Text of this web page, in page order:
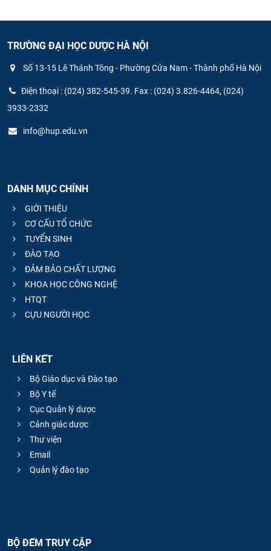
TRƯỜNG ĐẠI HỌC DƯỢC HÀ NỘI
Số 13-15 Lê Thánh Tông - Phường Cửa Nam - Thành phố Hà Nội
Điện thoại : (024) 382-545-39. Fax : (024) 3.826-4464, (024)
3933-2332
info@hup.edu.vn
DANH MỤC CHÍNH
GIỚI THIỆU
CƠ CẤU TỔ CHỨC
TUYỂN SINH
ĐÀO TẠO
ĐẢM BẢO CHẤT LƯỢNG
KHOA HỌC CÔNG NGHỆ
HTQT
CỰU NGƯỜI HỌC
LIÊN KẾT
Bộ Giáo dục và Đào tạo
Bộ Y tế
Cục Quản lý dược
Cảnh giác dược
Thư viện
Email
Quản lý đào tạo
BỘ ĐẾM TRUY CẬP